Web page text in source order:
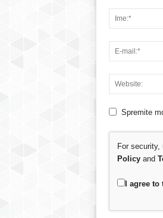
Spremite
For
Policyand
I agree to